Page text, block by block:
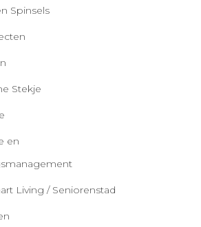
Spinsels
Stekje
en
Living / Seniorenstad